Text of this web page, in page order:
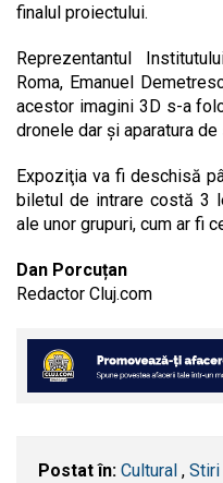
finalul proiectului.
Reprezentantul
Roma, Emanuel
acestor imagini 3D s-a
dronele dar şi aparatura
Expoziţia va fi deschisă
biletul de intrare costă 3
ale unor grupuri, cum ar fi
Dan Porcuțan
Redactor Cluj.com
Postat în: Cultural , Stiri